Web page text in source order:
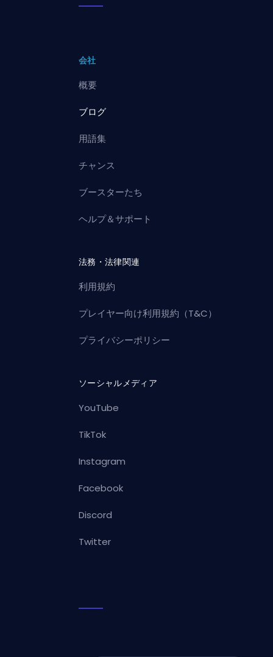
会社
概要
ブログ
用語集
チャンス
ブースターたち
ヘルプ＆サポート
法務・法律関連
利用規約
プレイヤー向け利用規約（T&C）
プライバシーポリシー
ソーシャルメディア
YouTube
TikTok
Instagram
Facebook
Discord
Twitter